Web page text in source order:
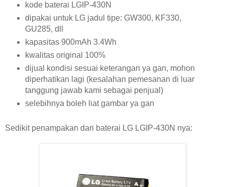
kode baterai LGIP-430N
dipakai untuk LG jadul tipe: GW300, KF330,
GU285, dll
kapasitas 900mAh 3.4Wh
kwalitas original 100%
dijual kondisi sesuai keterangan ya gan, mohon
diperhatikan lagi (kesalahan pemesanan di luar
tanggung jawab kami sebagai penjual)
selebihnya boleh liat gambar ya gan
Sedikit penampakan dari baterai LG LGIP-430N nya: